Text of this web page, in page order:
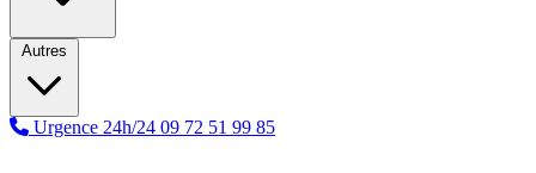
Autres
Urgence 24h/24 09 72 51 99 85